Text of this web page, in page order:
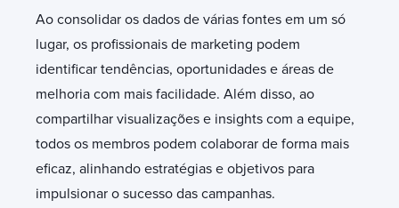
Ao consolidar os dados de várias fontes em um só
lugar, os profissionais de marketing podem
identificar tendências, oportunidades e áreas de
melhoria com mais facilidade. Além disso, ao
compartilhar visualizações e insights com a equipe,
todos os membros podem colaborar de forma mais
eficaz, alinhando estratégias e objetivos para
impulsionar o sucesso das campanhas.